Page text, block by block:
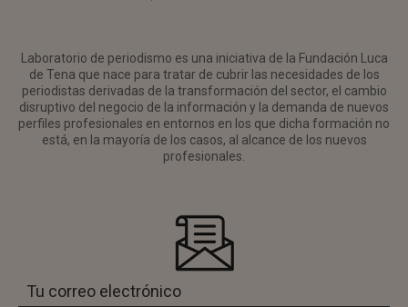
Laboratorio de periodismo es una iniciativa de la Fundación Luca
de Tena que nace para tratar de cubrir las necesidades de los
periodistas derivadas de la transformación del sector, el cambio
disruptivo del negocio de la información y la demanda de nuevos
perfiles profesionales en entornos en los que dicha formación no
está, en la mayoría de los casos, al alcance de los nuevos
profesionales.